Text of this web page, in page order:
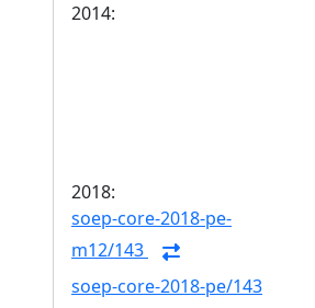
2014:
2018:
soep-core-2018-pe-
m12/143
soep-core-2018-pe/143